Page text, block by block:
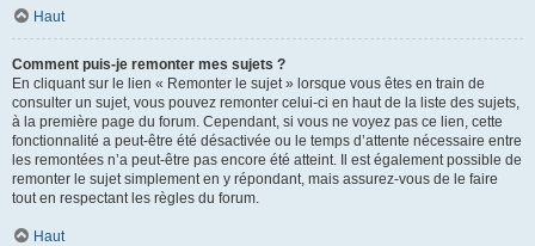
Haut
Comment puis-je remonter mes sujets ?
En cliquant sur le lien « Remonter le sujet » lorsque vous êtes en train de
consulter un sujet, vous pouvez remonter celui-ci en haut de la liste des sujets,
à la première page du forum. Cependant, si vous ne voyez pas ce lien, cette
fonctionnalité a peut-être été désactivée ou le temps d’attente nécessaire entre
les remontées n’a peut-être pas encore été atteint. Il est également possible de
remonter le sujet simplement en y répondant, mais assurez-vous de le faire
tout en respectant les règles du forum.
Haut